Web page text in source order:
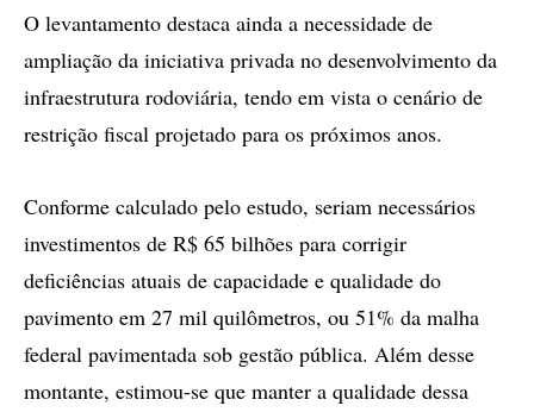
O levantamento destaca ainda a necessidade de
ampliação da iniciativa privada no desenvolvimento da
infraestrutura rodoviária, tendo em vista o cenário de
restrição fiscal projetado para os próximos anos.
Conforme calculado pelo estudo, seriam necessários
investimentos de R$ 65 bilhões para corrigir
deficiências atuais de capacidade e qualidade do
pavimento em 27 mil quilômetros, ou 51% da malha
federal pavimentada sob gestão pública. Além desse
montante, estimou-se que manter a qualidade dessa